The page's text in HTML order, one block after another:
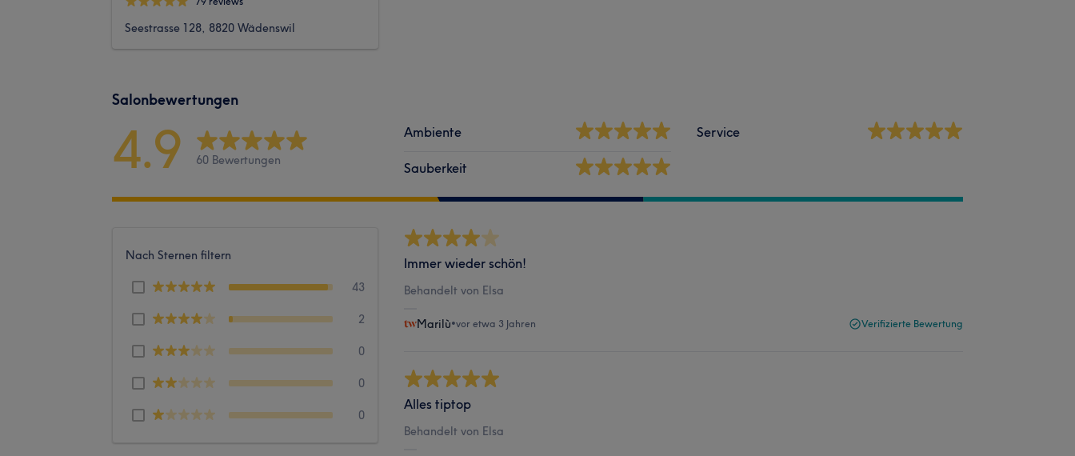
Seestrasse 128, 8820 Wädenswil
Salonbewertungen
4.9 60 Bewertungen
Ambiente
Sauberkeit
Service
Nach Sternen filtern
43
2
0
0
0
Immer wieder schön!
Behandelt von Elsa
Marilù•vor etwa 3 Jahren Verifizierte Bewertung
Alles tiptop
Behandelt von Elsa